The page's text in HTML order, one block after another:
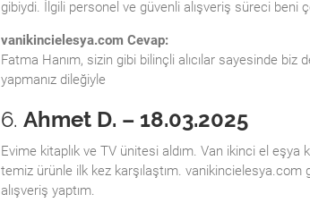
gibiydi. İlgili personel ve güvenli alışveriş süreci beni
vanikincielesya.com Cevap:
Fatma Hanım, sizin gibi bilinçli alıcılar sayesinde
yapmanız dileğiyle
6. Ahmet D. – 18.03.2025
Evime kitaplık ve TV ünitesi aldım. Van ikinci el
temiz ürünle ilk kez karşılaştım. vanikincielesya.com
alışveriş yaptım.